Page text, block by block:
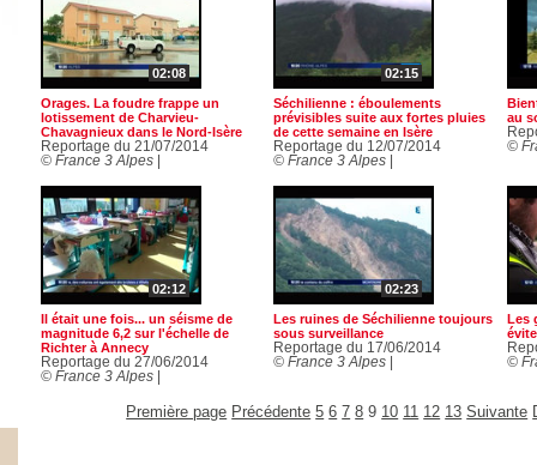
02:08
Orages. La foudre frappe un
lotissement de Charvieu-
Chavagnieux dans le Nord-Isère
Reportage du 21/07/2014
© France 3 Alpes|
02:15
Séchilienne : éboulements
prévisibles suite aux fortes pluies
de cette semaine en Isère
Reportage du 12/07/2014
© France 3 Alpes|
au
©
02:12
Il était une fois... un séisme de
magnitude 6,2 sur l'échelle de
Richter à Annecy
Reportage du 27/06/2014
© France 3 Alpes|
02:23
Les ruines de Séchilienne toujours
sous surveillance
Reportage du 17/06/2014
© France 3 Alpes|
Les
©
Première page Précédente 5 6 7 8 9 10 11 12 13 Suivante